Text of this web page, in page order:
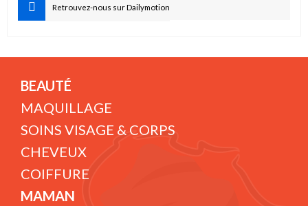
Retrouvez-nous sur Dailymotion
BEAUTÉ
MAQUILLAGE
SOINS VISAGE & CORPS
CHEVEUX
COIFFURE
MAMAN